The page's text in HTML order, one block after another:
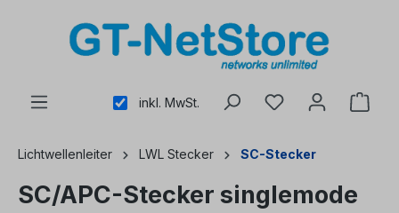
inkl. MwSt.
Lichtwellenleiter LWL Stecker SC-Stecker
SC/APC-Stecker singlemode